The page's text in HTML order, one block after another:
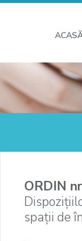
ORDIN
spaţii de